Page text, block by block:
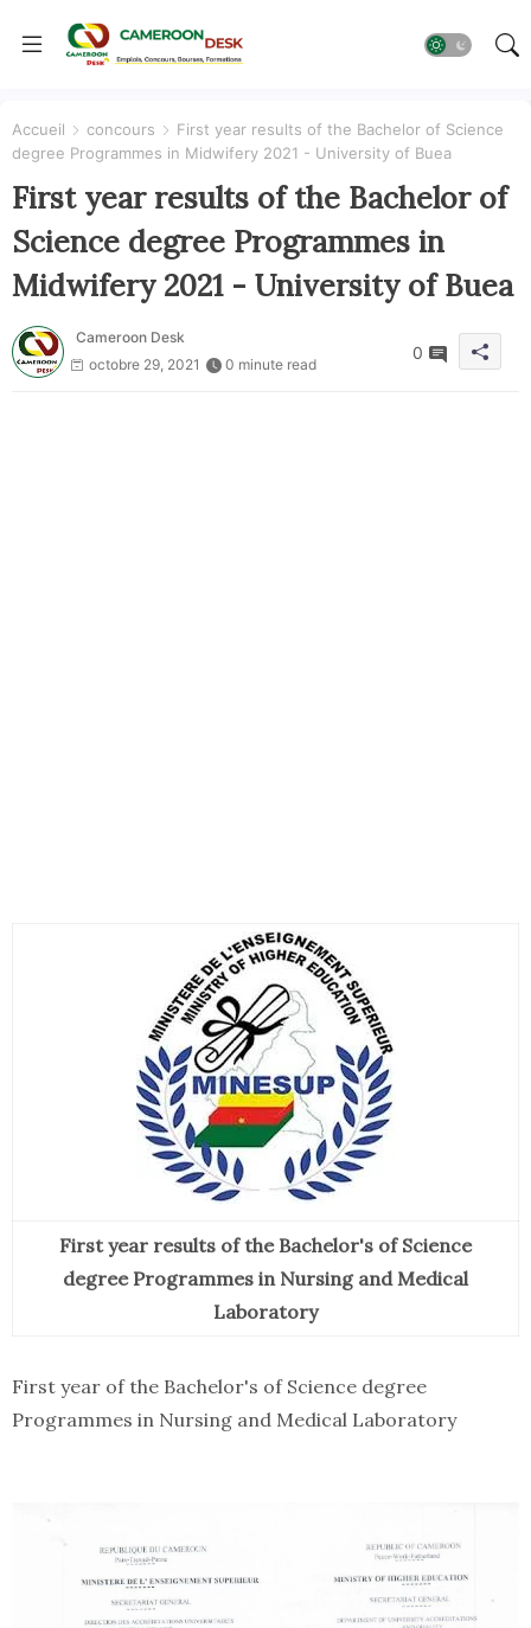
Accueil concours
First year results of the Bachelor of Science
degree Programmes in Midwifery 2021 - University of Buea
First year results of the Bachelor of
Science degree Programmes in
Midwifery 2021 - University of Buea
Cameroon Desk
octobre 29, 2021
0 minute read
0
First year results of the Bachelor's of Science
degree Programmes in Nursing and Medical
Laboratory
First year of the Bachelor's of Science degree
Programmes in Nursing and Medical Laboratory